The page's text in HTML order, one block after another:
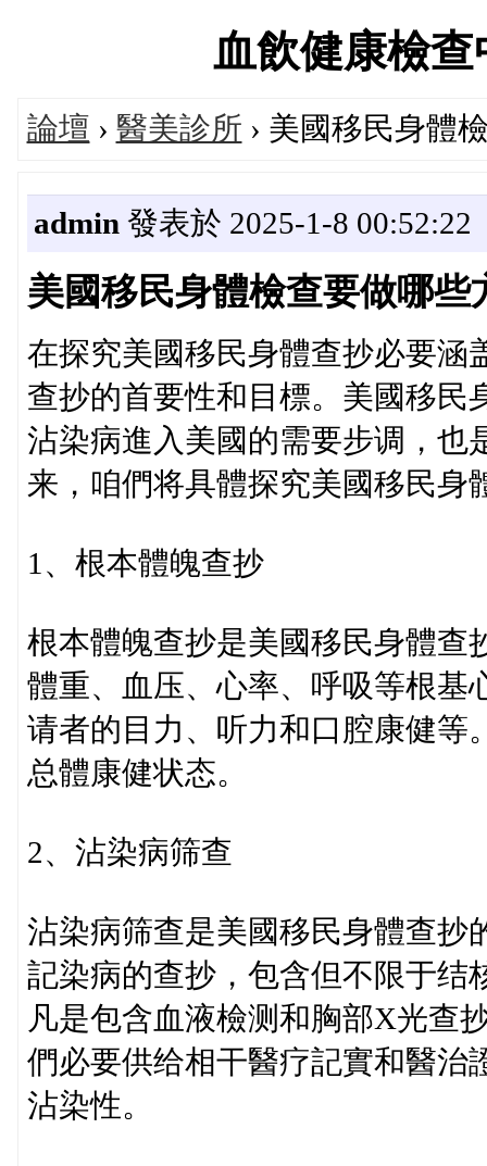
血飲健康檢
論壇 › 醫美診所 › 美國移民身體
admin 發表於 2025-1-8 00:52:22
美國移民身體檢查要做哪
在探究美國移民身體查抄必要涵
查抄的首要性和目標。美國移民
沾染病進入美國的需要步调，也
来，咱們将具體探究美國移民身
1、根本體魄查抄
根本體魄查抄是美國移民身體查
體重、血压、心率、呼吸等根基
请者的目力、听力和口腔康健等
总體康健状态。
2、沾染病筛查
沾染病筛查是美國移民身體查抄
記染病的查抄，包含但不限于结
凡是包含血液檢测和胸部X光查
們必要供给相干醫疗記實和醫治
沾染性。